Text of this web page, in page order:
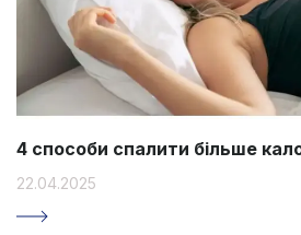
4 способи спалити більше
22.04.2025